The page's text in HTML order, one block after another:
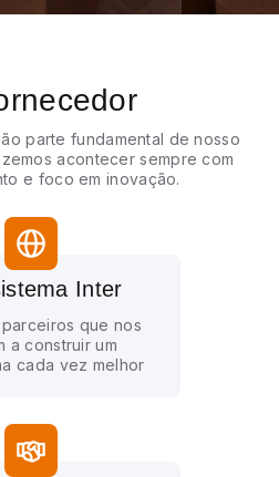
parte fundamental de nosso
acontecer sempre com
e foco em inovação.
Inter
parceiros que nos
a construir um
cada vez melhor